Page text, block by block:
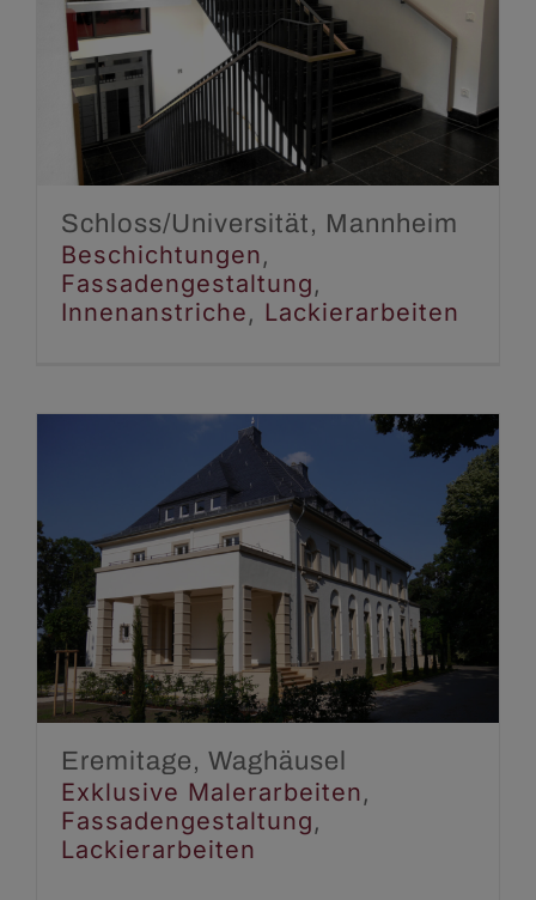
Schloss/Universität,
Mannheim
Beschichtungen
Fassadengestaltung
Innenanstriche
Lackierarbeiten
Schloss/Universität, Mannheim
Beschichtungen,
Fassadengestaltung,
Innenanstriche, Lackierarbeiten
Eremitage, Waghäusel
Exklusive Malerarbeiten Fassadengestaltung
Lackierarbeiten
Eremitage, Waghäusel
Exklusive Malerarbeiten,
Fassadengestaltung,
Lackierarbeiten